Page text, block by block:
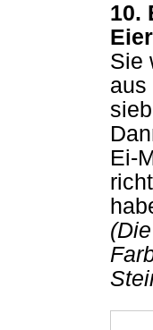
10.
Sie
aus
Ei-